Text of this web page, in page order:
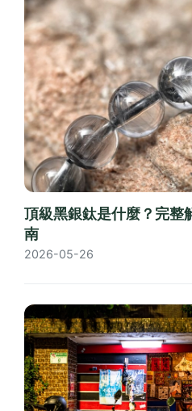
頂級黑銀鈦是什麼？完整
南
2026-05-26